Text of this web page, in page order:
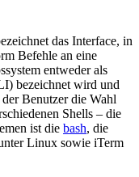
das Interface, in
Befehle an eine
entweder als
bezeichnet wird und
Benutzer die Wahl
Shells – die
ist die bash, die
Linux sowie iTerm